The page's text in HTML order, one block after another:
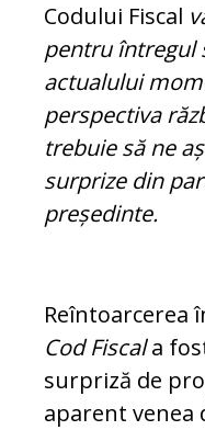
Codului Fiscal
pentru întregul
actualului
perspectiva
trebuie să ne
surprize din
președinte.
Reîntoarcerea
CodFis­cala
surpriză de
aparent venea